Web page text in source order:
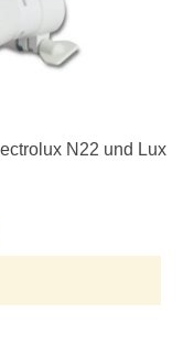
N22 und Lux